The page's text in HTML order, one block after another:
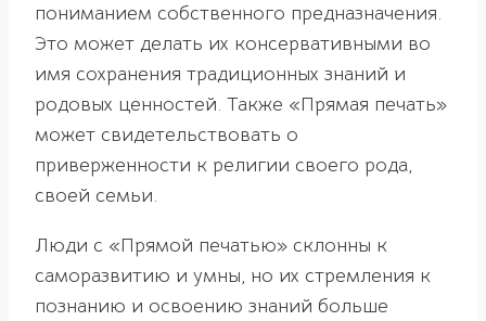
пониманием собственного предназначения.
Это может делать их консервативными во
имя сохранения традиционных знаний и
родовых ценностей. Также «Прямая печать»
может свидетельствовать о
приверженности к религии своего рода,
своей семьи.
Люди с «Прямой печатью» склонны к
саморазвитию и умны, но их стремления к
познанию и освоению знаний больше